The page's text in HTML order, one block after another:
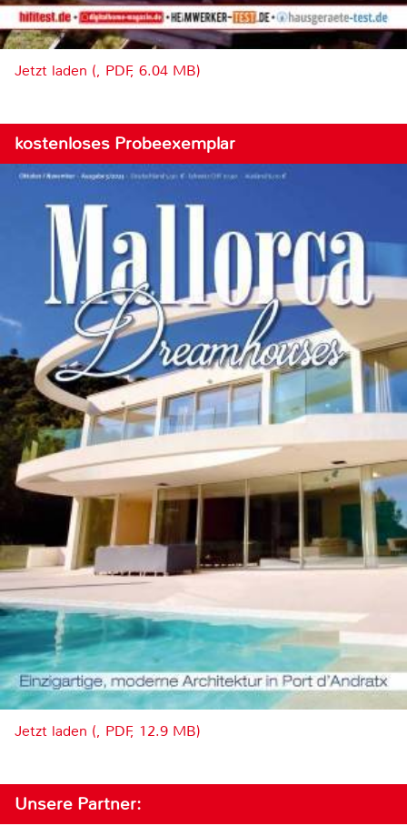
Jetzt laden (, PDF, 6.04 MB)
kostenloses Probeexemplar
Jetzt laden (, PDF, 12.9 MB)
Unsere Partner: